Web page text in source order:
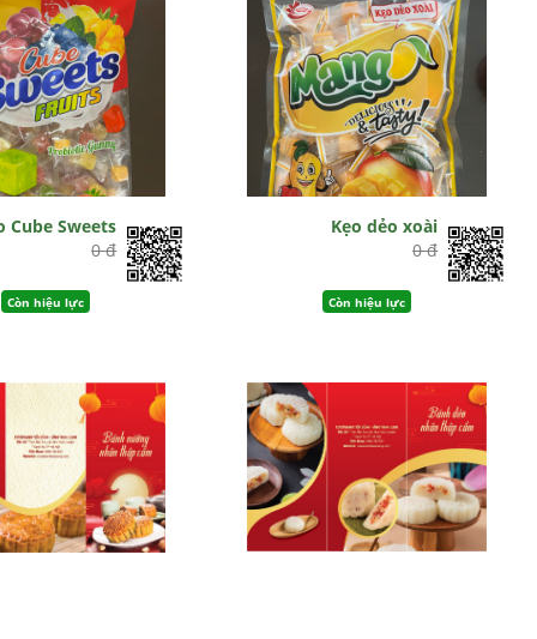
Cube Sweets
0 đ
Còn hiệu lực
Kẹo dẻo xoài
0 đ
Còn hiệu lực